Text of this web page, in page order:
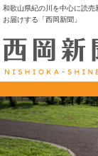
和歌山県紀の川を中心に読
お届けする「西岡新聞」